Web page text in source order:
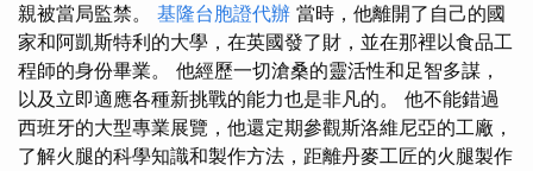
親被當局監禁。 基隆台胞證代辦 當時，他離開了自己的國
家和阿凱斯特利的大學，在英國發了財，並在那裡以食品工
程師的身份畢業。 他經歷一切滄桑的靈活性和足智多謀，
以及立即適應各種新挑戰的能力也是非凡的。 他不能錯過
西班牙的大型專業展覽，他還定期參觀斯洛維尼亞的工廠，
了解火腿的科學知識和製作方法，距離丹麥工匠的火腿製作